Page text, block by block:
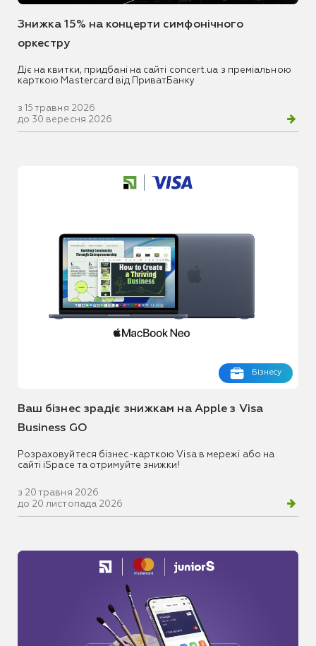
Знижка 15% на концерти симфонічного
оркестру
Діє на квитки, придбані на сайті concert.ua з преміальною
карткою Mastercard від ПриватБанку
з 15 травня 2026
до 30 вересня 2026
Бізнесу
Ваш бізнес зрадіє знижкам на Apple з Visa
Business GO
Розраховуйтеся бізнес-карткою Visa в мережі або на
сайті iSpace та отримуйте знижки!
з 20 травня 2026
до 20 листопада 2026